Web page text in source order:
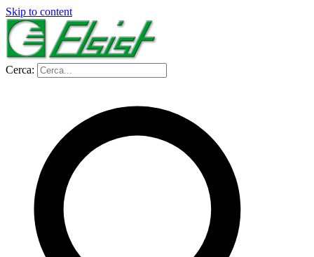
Skip to content
Cerca: